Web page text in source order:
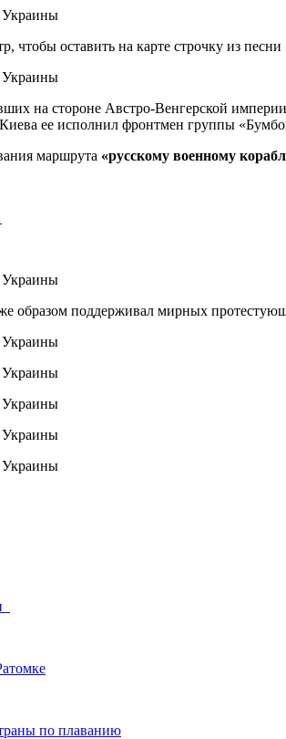
чтобы оставить на карте строчку из песни
на стороне Австро-Венгерской
Киева ее исполнил фронтмен группы
маршрута «русскому военному
образом поддерживал мирных
по плаванию